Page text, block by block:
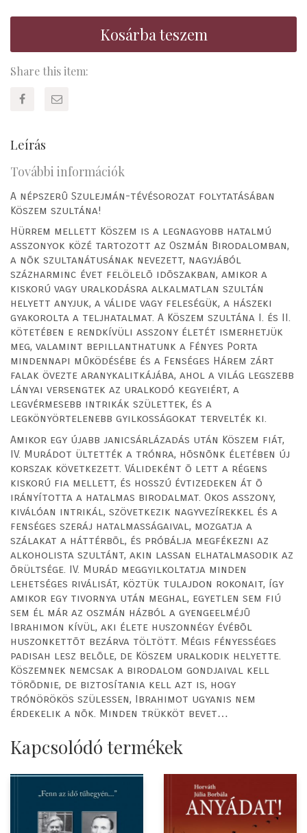
Kosárba teszem
Share this item:
Leírás
További információk
A népszerû Szulejmán-tévésorozat folytatásában
Köszem szultána!
Hürrem mellett Köszem is a legnagyobb hatalmú
asszonyok közé tartozott az Oszmán Birodalomban,
a nõk szultanátusának nevezett, nagyjából
százharminc évet felölelõ idõszakban, amikor a
kiskorú vagy uralkodásra alkalmatlan szultán
helyett anyjuk, a válide vagy feleségük, a hászeki
gyakorolta a teljhatalmat. A Köszem szultána I. és II.
kötetében e rendkívüli asszony életét ismerhetjük
meg, valamint bepillanthatunk a Fényes Porta
mindennapi mûködésébe és a Fenséges Hárem zárt
falak övezte aranykalitkájába, ahol a világ legszebb
lányai versengtek az uralkodó kegyeiért, a
legvérmesebb intrikák születtek, és a
legkönyörtelenebb gyilkosságokat tervelték ki.
Amikor egy újabb janicsárlázadás után Köszem fiát,
IV. Murádot ültették a trónra, hõsnõnk életében új
korszak következett. Válideként õ lett a régens
kiskorú fia mellett, és hosszú évtizedeken át õ
irányította a hatalmas birodalmat. Okos asszony,
kiválóan intrikál, szövetkezik nagyvezírekkel és a
fenséges szeráj hatalmasságaival, mozgatja a
szálakat a háttérbõl, és próbálja megfékezni az
alkoholista szultánt, akin lassan elhatalmasodik az
õrültsége. IV. Murád meggyilkoltatja minden
lehetséges riválisát, köztük tulajdon rokonait, így
amikor egy tivornya után meghal, egyetlen sem fiú
sem él már az oszmán házból a gyengeelméjû
Ibrahimon kívül, aki élete huszonnégy évébõl
huszonkettõt bezárva töltött. Mégis fényességes
padisah lesz belõle, de Köszem uralkodik helyette.
Köszemnek nemcsak a birodalom gondjaival kell
törõdnie, de biztosítania kell azt is, hogy
trónörökös szülessen, Ibrahimot ugyanis nem
érdekelik a nõk. Minden trükköt bevet…
Kapcsolódó termékek